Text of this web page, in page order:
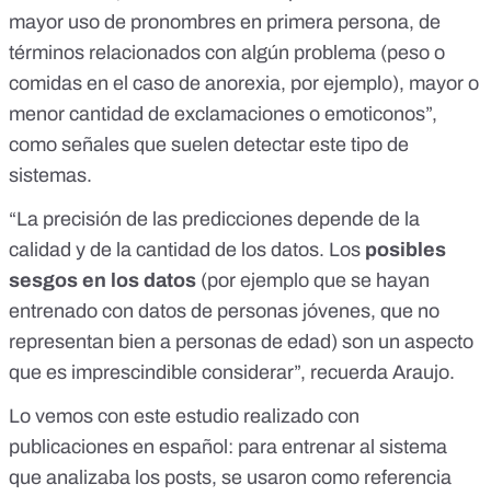
mayor uso de pronombres en primera persona, de
términos relacionados con algún problema (peso o
comidas en el caso de anorexia, por ejemplo), mayor o
menor cantidad de exclamaciones o emoticonos”,
como señales que suelen detectar este tipo de
sistemas.
“La precisión de las predicciones depende de la
calidad y de la cantidad de los datos. Los posibles
sesgos en los datos (por ejemplo que se hayan
entrenado con datos de personas jóvenes, que no
representan bien a personas de edad) son un aspecto
que es imprescindible considerar”, recuerda Araujo.
Lo vemos con este estudio realizado con
publicaciones en español : para entrenar al sistema
que analizaba los posts, se usaron como referencia